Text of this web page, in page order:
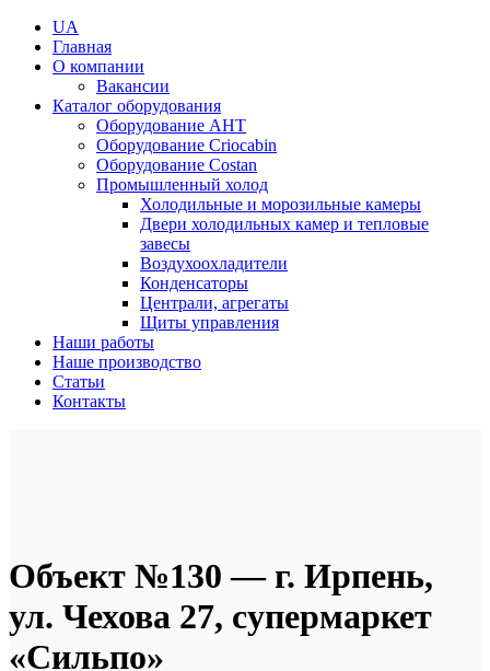
UA
Главная
О компании
Вакансии
Каталог оборудования
Оборудование AHT
Оборудование Criocabin
Оборудование Costan
Промышленный холод
Холодильные и морозильные камеры
Двери холодильных камер и тепловые
завесы
Воздухоохладители
Конденсаторы
Централи, агрегаты
Щиты управления
Наши работы
Наше производство
Статьи
Контакты
Объект №130 — г. Ирпень,
ул. Чехова 27, супермаркет
«Сильпо»